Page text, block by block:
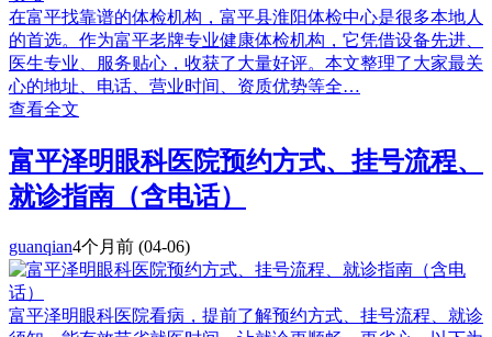
在富平找靠谱的体检机构，富平县淮阳体检中心是很多本地人
的首选。作为富平老牌专业健康体检机构，它凭借设备先进、
医生专业、服务贴心，收获了大量好评。本文整理了大家最关
心的地址、电话、营业时间、资质优势等全…
查看全文
富平泽明眼科医院预约方式、挂号流程、
就诊指南（含电话）
guanqian4个月前 (04-06)
富平泽明眼科医院看病，提前了解预约方式、挂号流程、就诊